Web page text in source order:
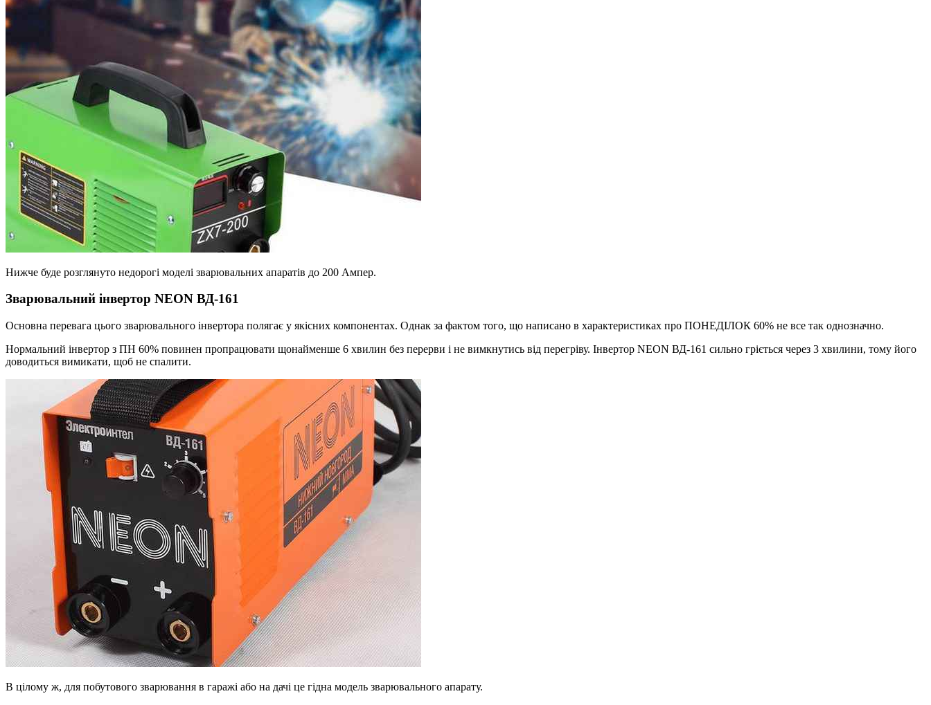
Нижче буде розглянуто недорогі моделі зварювальних апаратів до 200 Ампер.
Зварювальний інвертор NEON ВД-161
Основна перевага цього зварювального інвертора полягає у якісних компонентах. Однак за фактом того, що написано в характеристиках про ПОНЕДІЛОК 60% не все так однозначно.
Нормальний інвертор з ПН 60% повинен пропрацювати щонайменше 6 хвилин без перерви і не вимкнутись від перегріву. Інвертор NEON ВД-161 сильно гріється через 3 хвилини, тому його
доводиться вимикати, щоб не спалити.
В цілому ж, для побутового зварювання в гаражі або на дачі це гідна модель зварювального апарату.